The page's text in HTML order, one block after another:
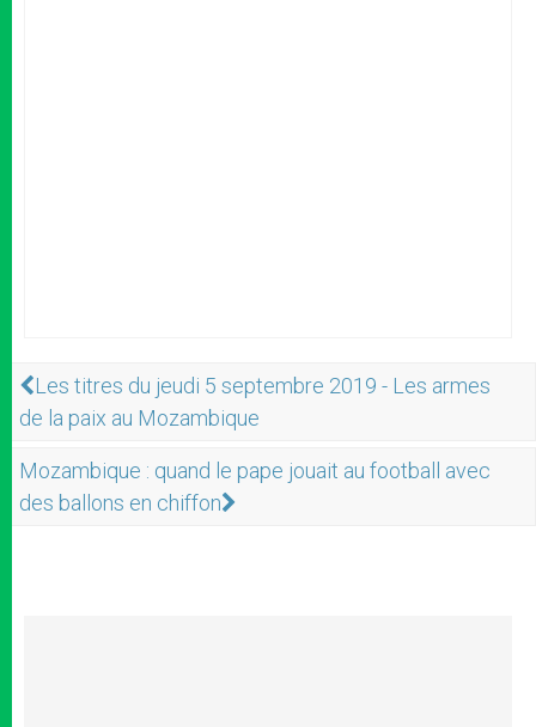
Les titres du jeudi 5 septembre 2019 - Les armes
de la paix au Mozambique
Mozambique : quand le pape jouait au football avec
des ballons en chiffon